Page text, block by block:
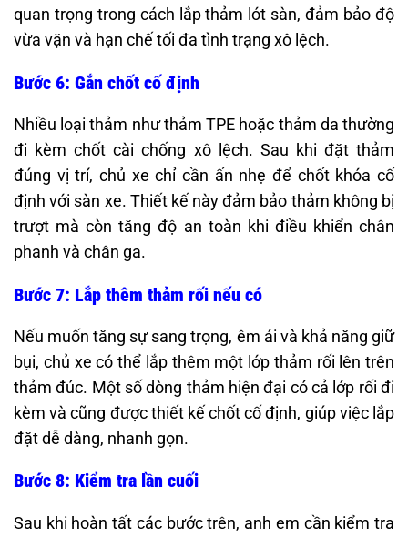
quan trọng trong cách lắp thảm lót sàn, đảm bảo độ
vừa vặn và hạn chế tối đa tình trạng xô lệch.
Bước 6: Gắn chốt cố định
Nhiều loại thảm như thảm TPE hoặc thảm da thường
đi kèm chốt cài chống xô lệch. Sau khi đặt thảm
đúng vị trí, chủ xe chỉ cần ấn nhẹ để chốt khóa cố
định với sàn xe. Thiết kế này đảm bảo thảm không bị
trượt mà còn tăng độ an toàn khi điều khiển chân
phanh và chân ga.
Bước 7: Lắp thêm thảm rối nếu có
Nếu muốn tăng sự sang trọng, êm ái và khả năng giữ
bụi, chủ xe có thể lắp thêm một lớp thảm rối lên trên
thảm đúc. Một số dòng thảm hiện đại có cả lớp rối đi
kèm và cũng được thiết kế chốt cố định, giúp việc lắp
đặt dễ dàng, nhanh gọn.
Bước 8: Kiểm tra lần cuối
Sau khi hoàn tất các bước trên, anh em cần kiểm tra